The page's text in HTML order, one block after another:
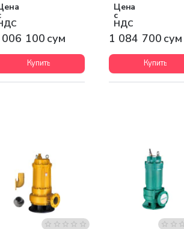
006 100 сум
Купить
Цена
с
НДС
1 084 700 сум
Купить